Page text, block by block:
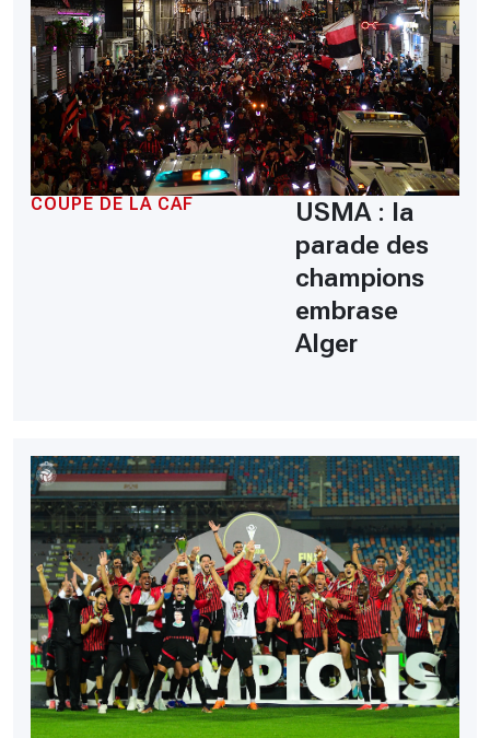
COUPE DE LA CAF
USMA : la
parade des
champions
embrase
Alger